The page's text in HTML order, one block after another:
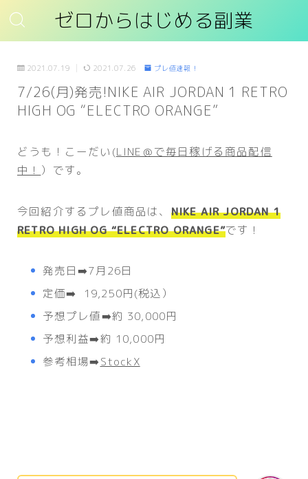
ゼロからはじめる副業
2021.07.19 2021.07.26 プレ値速報！
7/26(月)発売!NIKE AIR JORDAN 1 RETRO
HIGH OG “ELECTRO ORANGE”
どうも！こーだい(LINE＠で毎日稼げる商品配信
中！ ）です。
今回紹介するプレ値商品は、 NIKE AIR JORDAN 1
RETRO HIGH OG “ELECTRO ORANGE”です！
発売日➡️7月26日
定価➡️ 19,250円(税込）
予想プレ値➡️約 30,000円
予想利益➡️約 10,000円
参考相場➡️StockX